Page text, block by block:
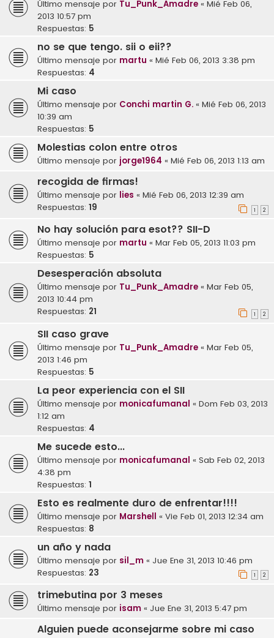
Último mensaje por Tu_Punk_Amadre « Mié Feb 06,
2013 10:57 pm
Respuestas: 5
no se que tengo. sii o eii??
Último mensaje por martu « Mié Feb 06, 2013 3:38 pm
Respuestas: 4
Mi caso
Último mensaje por Conchi martin G. « Mié Feb 06, 2013
10:39 am
Respuestas: 5
Molestias colon entre otros
Último mensaje por jorge1964 « Mié Feb 06, 2013 1:13 am
recogida de firmas!
Último mensaje por lies « Mié Feb 06, 2013 12:39 am
Respuestas: 19 1 2
No hay solución para esot?? SII-D
Último mensaje por martu « Mar Feb 05, 2013 11:03 pm
Respuestas: 5
Desesperación absoluta
Último mensaje por Tu_Punk_Amadre « Mar Feb 05,
2013 10:44 pm
Respuestas: 21 1 2
SII caso grave
Último mensaje por Tu_Punk_Amadre « Mar Feb 05,
2013 1:46 pm
Respuestas: 5
La peor experiencia con el SII
Último mensaje por monicafumanal « Dom Feb 03, 2013
1:12 am
Respuestas: 4
Me sucede esto...
Último mensaje por monicafumanal « Sab Feb 02, 2013
4:38 pm
Respuestas: 1
Esto es realmente duro de enfrentar!!!!
Último mensaje por Marshell « Vie Feb 01, 2013 12:34 am
Respuestas: 8
un año y nada
Último mensaje por sil_m « Jue Ene 31, 2013 10:46 pm
Respuestas: 23 1 2
trimebutina por 3 meses
Último mensaje por isam « Jue Ene 31, 2013 5:47 pm
Alguien puede aconsejarme sobre mi caso